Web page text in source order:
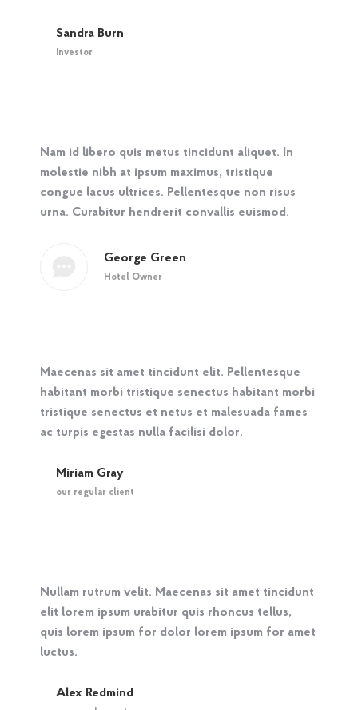
Sandra Burn
Investor
George Green
Hotel Owner
Nam id libero quis metus tincidunt aliquet. In
molestie nibh at ipsum maximus, tristique
congue lacus ultrices. Pellentesque non risus
urna. Curabitur hendrerit convallis euismod.
Miriam Gray
our regular client
Maecenas sit amet tincidunt elit. Pellentesque
habitant morbi tristique senectus habitant morbi
tristique senectus et netus et malesuada fames
ac turpis egestas nulla facilisi dolor.
Alex Redmind
Nullam rutrum velit. Maecenas sit amet tincidunt
elit lorem ipsum urabitur quis rhoncus tellus,
quis lorem ipsum for dolor lorem ipsum for amet
luctus.